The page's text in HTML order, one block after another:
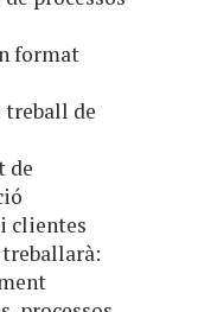
format
treball de
de
clientes
treballarà: